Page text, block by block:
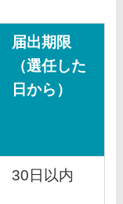
届出期限
（選任した
日から）
30日以内